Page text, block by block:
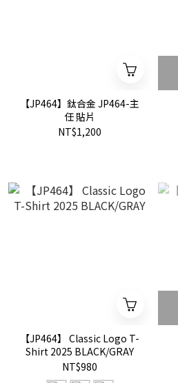
【JP464】鈦合金 JP464-主
任 貼片
NT$1,200
【JP464】 Classic Logo T-
Shirt 2025 BLACK/GRAY
NT$980